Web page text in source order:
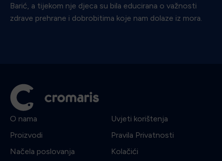
Barić, a tijekom nje djeca su bila educirana o važnosti
zdrave prehrane i dobrobitima koje nam dolaze iz mora.
O nama
Proizvodi
Načela poslovanja
Uvjeti korištenja
Pravila Privatnosti
Kolačići